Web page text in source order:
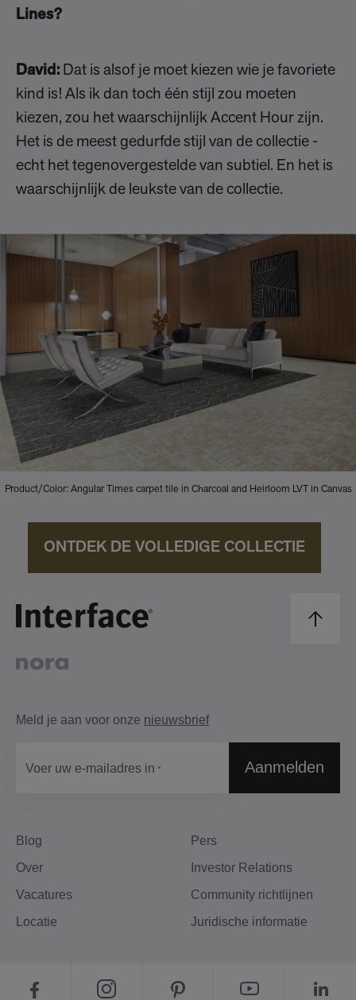
Lines?
David: Dat is alsof je moet kiezen wie je favoriete
kind is! Als ik dan toch één stijl zou moeten
kiezen, zou het waarschijnlijk Accent Hour zijn.
Het is de meest gedurfde stijl van de collectie -
echt het tegenovergestelde van subtiel. En het is
waarschijnlijk de leukste van de collectie.
Product/Color: Angular Times carpet tile in Charcoal and Heirloom LVT in Canvas
ONTDEK DE VOLLEDIGE COLLECTIE
Blog
Over
Vacatures
Locatie
Pers
Investor Relations
Community richtlijnen
Juridische informatie
Meld je aan voor onze nieuwsbrief
Voer uw e-mailadres in​ Aanmelden